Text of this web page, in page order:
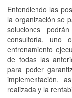
Entendiendo las
la organización se
soluciones
consultoría, uno
entrenamiento
de todas las
para poder
implementación,
realizada y la